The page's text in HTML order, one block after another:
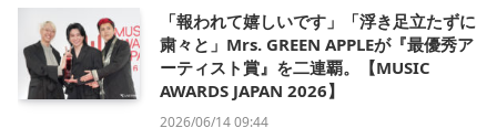
「報われて嬉しいです」「浮き足立たずに
粛々と」Mrs. GREEN APPLEが『最優秀ア
ーティスト賞』を二連覇。【MUSIC
AWARDS JAPAN 2026】
2026/06/14 09:44